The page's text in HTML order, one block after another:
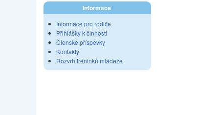
Informace
Informace pro rodiče
Přihlášky k činnosti
Členské příspěvky
Kontakty
Rozvrh tréninků mládeže